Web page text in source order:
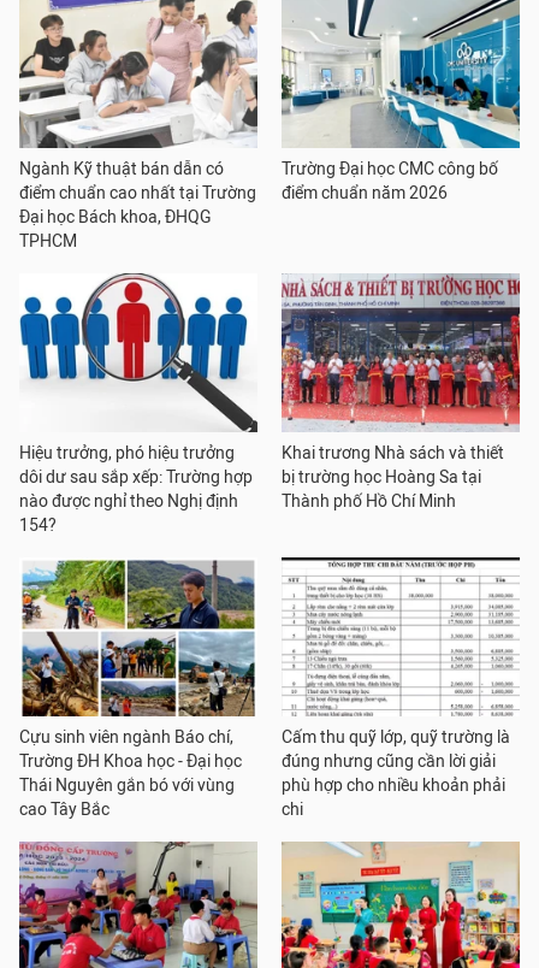
Ngành Kỹ thuật bán dẫn có
điểm chuẩn cao nhất tại Trường
Đại học Bách khoa, ĐHQG
TPHCM
Trường Đại học CMC công bố
điểm chuẩn năm 2026
Hiệu trưởng, phó hiệu trưởng
dôi dư sau sắp xếp: Trường hợp
nào được nghỉ theo Nghị định
154?
Khai trương Nhà sách và thiết
bị trường học Hoàng Sa tại
Thành phố Hồ Chí Minh
Cựu sinh viên ngành Báo chí,
Trường ĐH Khoa học - Đại học
Thái Nguyên gắn bó với vùng
cao Tây Bắc
Cấm thu quỹ lớp, quỹ trường là
đúng nhưng cũng cần lời giải
phù hợp cho nhiều khoản phải
chi